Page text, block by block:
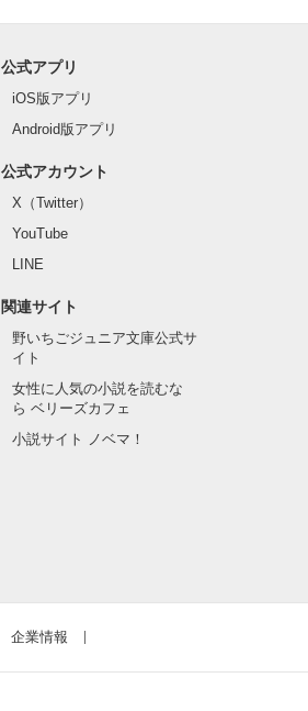
公式アプリ
iOS版アプリ
Android版アプリ
公式アカウント
X（Twitter）
YouTube
LINE
関連サイト
野いちごジュニア文庫公式サ
イト
女性に人気の小説を読むな
ら ベリーズカフェ
小説サイト ノベマ！
企業情報